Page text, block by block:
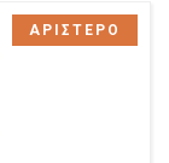
ΑΡΙΣΤΕΡΟ